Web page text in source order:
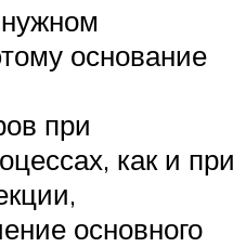
основание
при
как и при
основного